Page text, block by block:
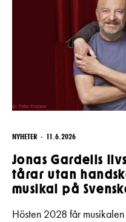
Kontaktuppgifter
Svenska Teatern Live
NYHETER 11.6.2026
Jonas Gardells
tårar utan
musikal på
Hösten 2028 får